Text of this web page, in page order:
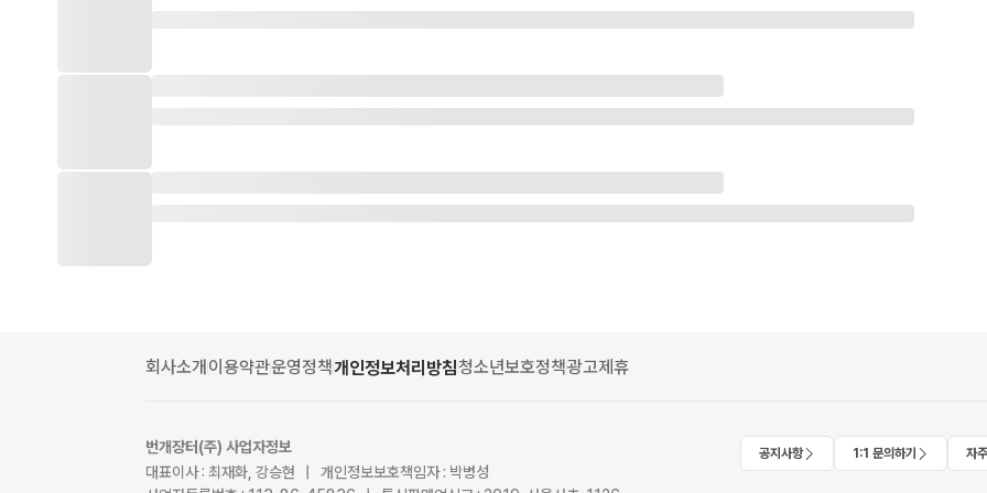
회사소개이용약관운영정책개인정보처리방침청소년보호정책광고제휴
번개장터(주) 사업자정보
대표이사 : 최재화, 강승현 | 개인정보보호책임자 : 박병성
공지사항 1:1 문의하기 자